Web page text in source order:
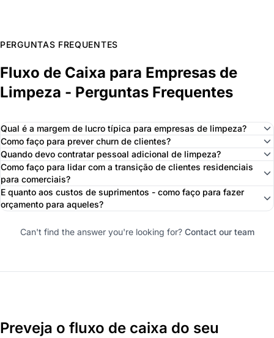
PERGUNTAS FREQUENTES
Fluxo de Caixa para Empresas de
Limpeza - Perguntas Frequentes
Qual é a margem de lucro típica para empresas de limpeza?
Como faço para prever churn de clientes?
Quando devo contratar pessoal adicional de limpeza?
Como faço para lidar com a transição de clientes residenciais
para comerciais?
E quanto aos custos de suprimentos - como faço para fazer
orçamento para aqueles?
Can't find the answer you're looking for? Contact our team
Preveja o fluxo de caixa do seu